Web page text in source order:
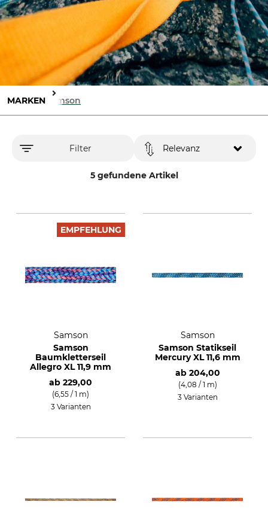
MARKEN Samson
Filter
5 gefundene Artikel
Relevanz
EMPFEHLUNG
Samson
Samson
Baumkletterseil
Allegro XL 11,9 mm
ab 229,00
(6,55 / 1 m)
3 Varianten
Samson
Samson Statikseil
Mercury XL 11,6 mm
ab 204,00
(4,08 / 1 m)
3 Varianten